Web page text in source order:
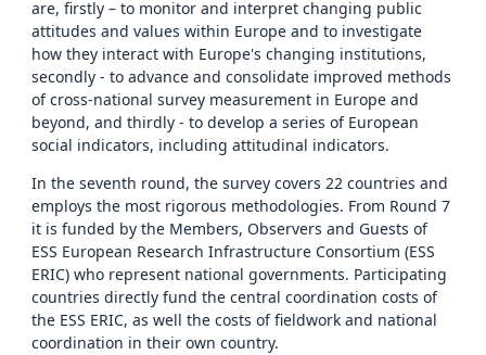
are, firstly – to monitor and interpret changing public
attitudes and values within Europe and to investigate
how they interact with Europe's changing institutions,
secondly - to advance and consolidate improved methods
of cross-national survey measurement in Europe and
beyond, and thirdly - to develop a series of European
social indicators, including attitudinal indicators.
In the seventh round, the survey covers 22 countries and
employs the most rigorous methodologies. From Round 7
it is funded by the Members, Observers and Guests of
ESS European Research Infrastructure Consortium (ESS
ERIC) who represent national governments. Participating
countries directly fund the central coordination costs of
the ESS ERIC, as well the costs of fieldwork and national
coordination in their own country.